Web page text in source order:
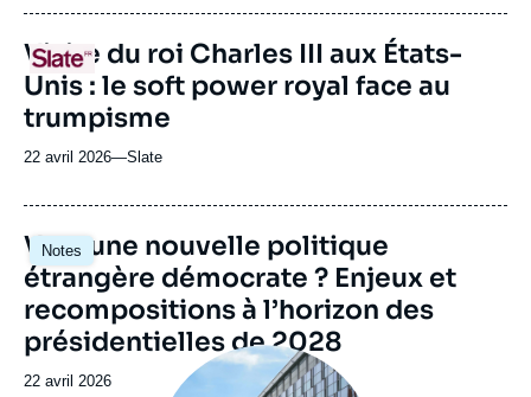
revue
émission
Logo
URL
de
Spotify
Visite du roi Charles III aux États-
Unis : le soft power royal face au
trumpisme
22 avril 2026—Nom
journal,
ou
émission
Slate
Notes
Image
principale
Vers une nouvelle politique
étrangère démocrate ? Enjeux et
recompositions à l’horizon des
présidentielles de 2028
Date
22 avril 2026
Image
principale
médiatique